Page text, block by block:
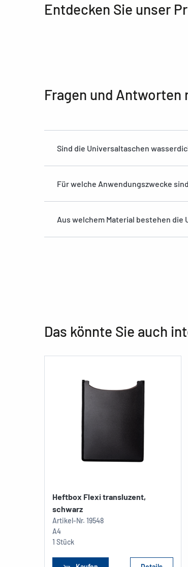
Entdecken Sie unser
Fragen und Antworten
Sind die Universaltaschen
Für welche Anwendungszwecke
Aus welchem Material bestehen die
Das könnte Sie auch
Heftbox Flexi transluzent,
schwarz
Artikel-Nr. 19548
A4
1 Stück